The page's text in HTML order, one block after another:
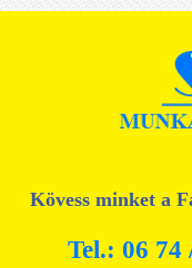
Kövess minket a
Tel.: 06 74